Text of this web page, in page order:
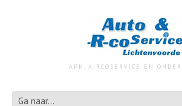
APK, AIRCOSERVICE EN